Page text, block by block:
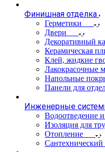
Финишная отделка
Герметики
Двери
Декоративный
Керамическая
Клей, жидкие
Лакокрасочные
Напольные
Панели для
Инженерные
Водоотведение
Изоляция для
Отопление
Сантехнический